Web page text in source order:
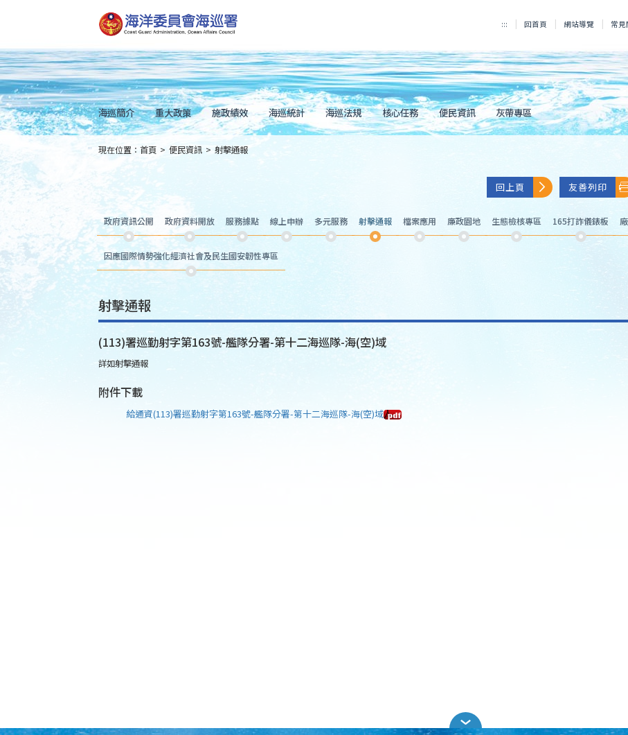
到
主
內
容
Skip
to
main
content
::: 回首頁 網站導覽 常見
海巡簡介 重大政策 施政績效 海巡統計 海巡法規 核心任務 便民資訊 灰帶專區
::: 現在位置： 首頁 > 便民資訊 > 射擊通報
回上頁 友善列印
政府資訊公開 政府資料開放 服務據點 線上申辦 多元服務 射擊通報 檔案應用 廉政園地 生態檢核專區 165打詐儀錶板
因應國際情勢強化經濟社會及民生國安韌性專區
射擊通報
(113)署巡勤射字第163號-艦隊分署-第十二海巡隊-海(空)域
詳如射擊通報
附件下載
給通資(113)署巡勤射字第163號-艦隊分署-第十二海巡隊-海(空)域